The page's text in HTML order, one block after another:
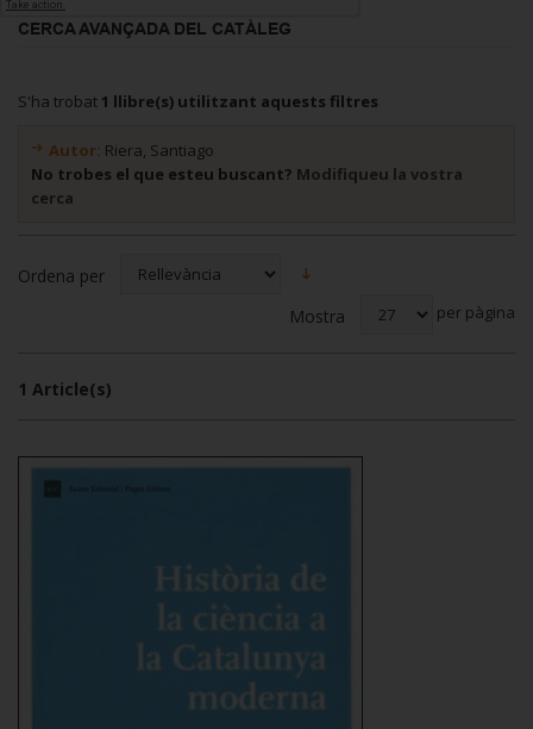
CERCA AVANÇADA DEL CATÀLEG
S'ha trobat 1 llibre(s) utilitzant aquests filtres
Autor: Riera, Santiago
No trobes el que esteu buscant? Modifiqueu la vostra
cerca
Ordena per
Mostra
per pàgina
1 Article(s)